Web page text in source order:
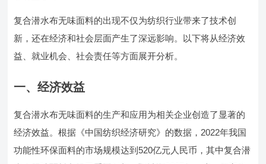
复合潜水布无味面料的出现不仅为纺织行业带来了技术创
新，还在经济和社会层面产生了深远影响。以下将从经济效
益、就业机会、社会责任等方面展开分析。
一、经济效益
复合潜水布无味面料的生产和应用为相关企业创造了显著的
经济效益。根据《中国纺织经济研究》的数据，2022年我国
功能性环保面料的市场规模达到520亿元人民币，其中复合潜